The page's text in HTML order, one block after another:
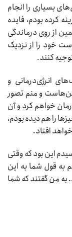
بسیاری را انجام
کرده بودم، فایده
از روی درماندگی
خود را از نزدیک
کنند.
انرژی‌درمانی و
و منم تصور
خواهم کرد و آن
را هم دیده بودم،
افتاد.
این بود که وقتی
به قول شما به این
من گفتند که شما